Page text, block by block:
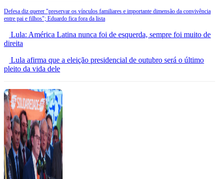
Defesa diz querer "preservar os vínculos familiares e importante dimensão da convivência
entre pai e filhos"; Eduardo fica fora da lista
Lula: América Latina nunca foi de esquerda, sempre foi muito de
direita
Lula afirma que a eleição presidencial de outubro será o último
pleito da vida dele